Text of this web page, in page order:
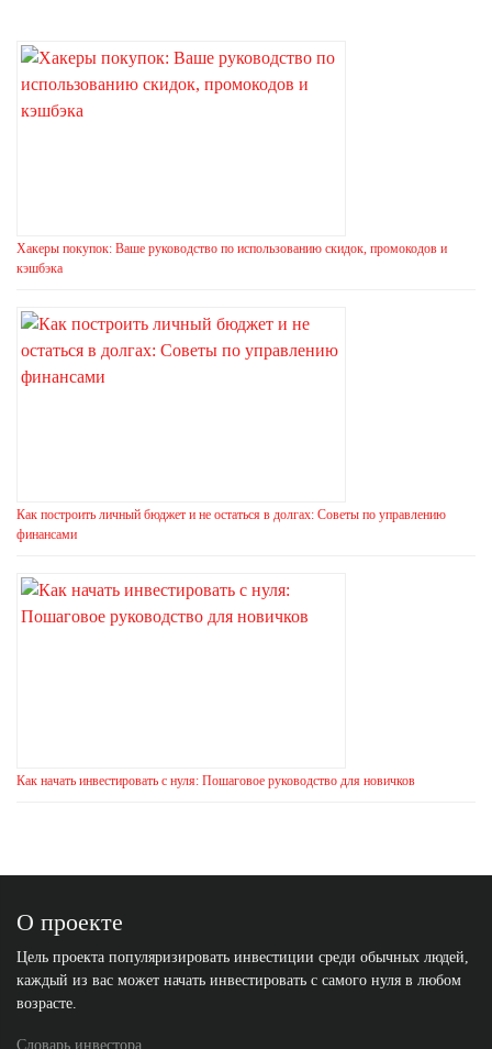
Хакеры покупок: Ваше руководство по использованию скидок, промокодов и
кэшбэка
Как построить личный бюджет и не остаться в долгах: Советы по управлению
финансами
Как начать инвестировать с нуля: Пошаговое руководство для новичков
О проекте
Цель проекта популяризировать инвестиции среди обычных людей,
каждый из вас может начать инвестировать с самого нуля в любом
возрасте.
Словарь инвестора